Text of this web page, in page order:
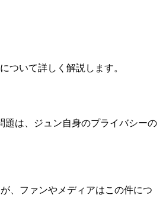
ついて詳しく解説します。
題は、ジュン自身のプライバシーの
、ファンやメディアはこの件につ